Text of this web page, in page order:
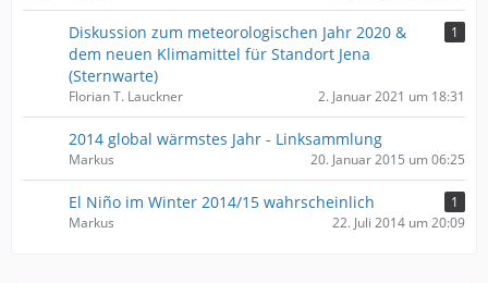
Diskussion zum meteorologischen Jahr 2020 &
dem neuen Klimamittel für Standort Jena
(Sternwarte)
1
Florian T. Lauckner 2. Januar 2021 um 18:31
2014 global wärmstes Jahr - Linksammlung
Markus 20. Januar 2015 um 06:25
El Niño im Winter 2014/15 wahrscheinlich
1
Markus
22. Juli 2014 um 20:09